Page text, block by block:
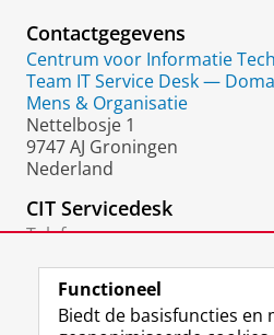
Contactgegevens
Centrum voor Informatie
Team IT Service Desk —
Mens & Organisatie
Nettelbosje 1
9747 AJ Groningen
Nederland
CIT Servicedesk
Telefoon:
Functioneel
Biedt de basisfuncties en